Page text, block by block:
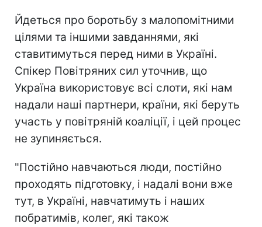
Йдеться про боротьбу з малопомітними
цілями та іншими завданнями, які
ставитимуться перед ними в Україні.
Спікер Повітряних сил уточнив, що
Україна використовує всі слоти, які нам
надали наші партнери, країни, які беруть
участь у повітряній коаліції, і цей процес
не зупиняється.
"Постійно навчаються люди, постійно
проходять підготовку, і надалі вони вже
тут, в Україні, навчатимуть і наших
побратимів, колег, які також